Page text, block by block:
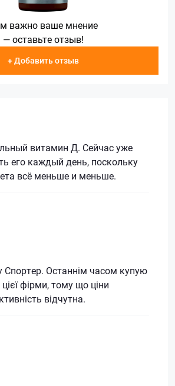
важно ваше мнение
— оставьте отзыв!
+ Добавить отзыв
витамин Д. Сейчас уже
его каждый день, поскольку
всё меньше и меньше.
Спортер. Останнім часом купую
фірми, тому що ціни
відчутна.